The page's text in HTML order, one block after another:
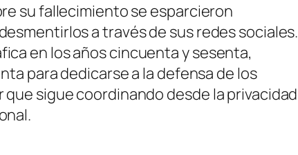
su fallecimiento se esparcieron
a través de sus redes sociales.
en los años cincuenta y sesenta,
para dedicarse a la defensa de los
sigue coordinando desde la privacidad